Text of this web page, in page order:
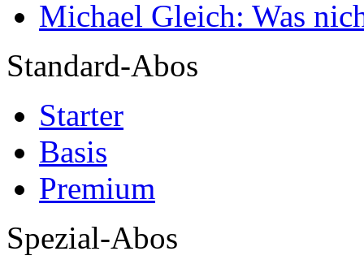
Michael Gleich: Was
Standard-Abos
Starter
Basis
Premium
Spezial-Abos